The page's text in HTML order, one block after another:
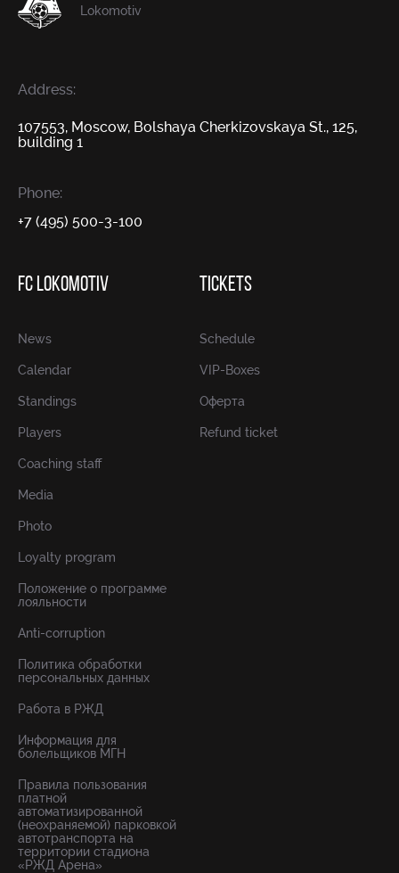
Lokomotiv
Address:
107553, Moscow, Bolshaya Cherkizovskaya St., 125,
building 1
Phone:
+7 (495) 500-3-100
FC LOKOMOTIV
News
Calendar
Standings
Players
Coaching staff
Media
Photo
Loyalty program
Положение о программе
лояльности
Anti-corruption
Политика обработки
персональных данных
Работа в РЖД
Информация для
болельщиков МГН
Правила пользования
платной
автоматизированной
(неохраняемой) парковкой
автотранспорта на
территории стадиона
«РЖД Арена»
TICKETS
Schedule
VIP-Boxes
Оферта
Refund ticket